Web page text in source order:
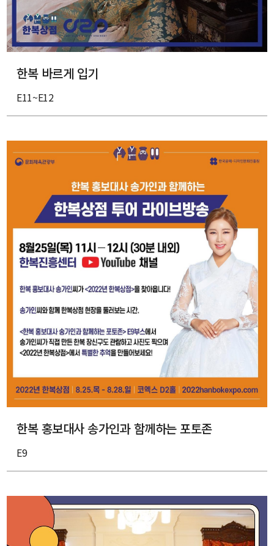
한복 바르게 입기
E11~E12
한복 홍보대사 송가인과 함께하는 포토존
E9